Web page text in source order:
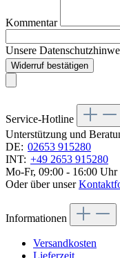
Kommentar
Unsere
Widerruf bestätigen
Service-Hotline
Unterstützung und
DE: 02653 915280
INT: +49 2653 915280
Mo-Fr, 09:00 - 16:00 Uhr
Oder über unser
Informationen
Versandkosten
Lieferzeit